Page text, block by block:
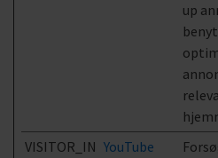
up
VISITOR_IN YouTube